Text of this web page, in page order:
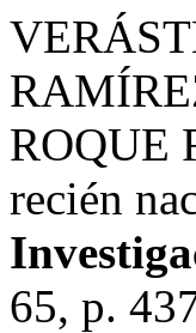
ROQUE
recién
65, p.